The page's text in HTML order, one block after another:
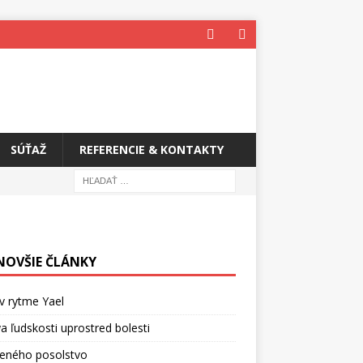
SÚŤAŽ REFERENCIE & KONTAKTY
ČLÁNKY
rytme Yael
ľudskosti uprostred bolesti
posolstvo